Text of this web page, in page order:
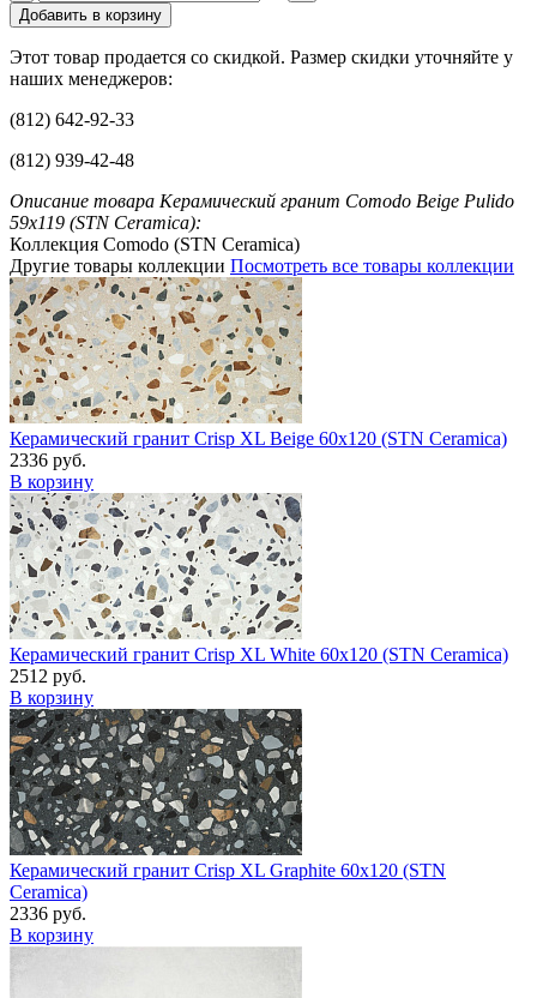
Добавить в корзину
Этот товар продается со скидкой. Размер скидки уточняйте у
наших менеджеров:
(812) 642-92-33
(812) 939-42-48
Описание товара Керамический гранит Comodo Beige Pulido
59x119 (STN Ceramica):
Коллекция Comodo (STN Ceramica)
Другие товары коллекции Посмотреть все товары коллекции
Керамический гранит Crisp XL Beige 60x120 (STN Ceramica)
2336 руб.
В корзину
Керамический гранит Crisp XL White 60x120 (STN Ceramica)
2512 руб.
В корзину
Керамический гранит Crisp XL Graphite 60x120 (STN
Ceramica)
2336 руб.
В корзину